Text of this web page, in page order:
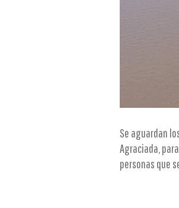
Se aguardan
Agraciada,
personas que